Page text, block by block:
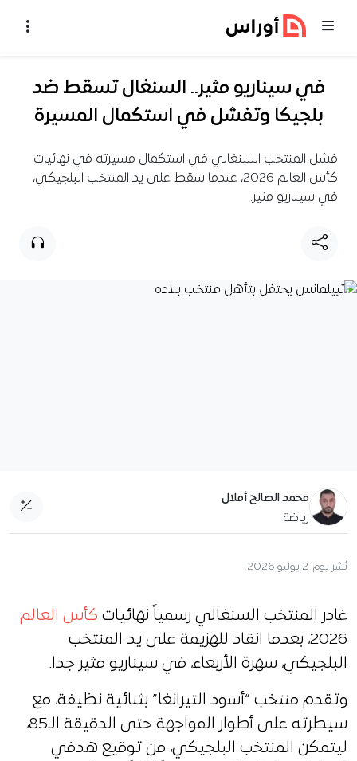
في سيناريو مثير.. السنغال تسقط ضد
بلجيكا وتفشل في استكمال المسيرة
فشل المنتخب السنغالي في استكمال مسيرته في نهائيات
كأس العالم 2026، عندما سقط على يد المنتخب البلجيكي،
في سيناريو مثير.
تييلمانس يحتفل بتأهل منتخب بلاده
محمد الصالح أملال
رياضة
نُشر يوم: 2 يوليو 2026
غادر المنتخب السنغالي رسمياً نهائيات كأس العالم
2026، بعدما انقاد للهزيمة على يد المنتخب
البلجيكي، سهرة الأربعاء، في سيناريو مثير جدا.
وتقدم منتخب “أسود التيرانغا” بثنائية نظيفة، مع
سيطرته على أطوار المواجهة حتى الدقيقة الـ85،
ليتمكن المنتخب البلجيكي، من توقيع هدفي